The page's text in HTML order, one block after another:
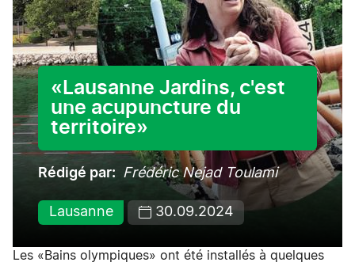
«Lausanne Jardins, c'est
une acupuncture du
territoire»
Rédigé par Frédéric Nejad Toulami
Lausanne 30.09.2024
Les «Bains olympiques» ont été installés à quelques